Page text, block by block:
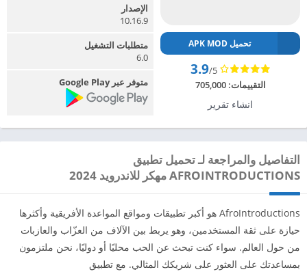
تحميل APK MOD
3.9/5
التقييمات:705,000
انشاء تقرير
الإصدار
10.16.9
متطلبات التشغيل
6.0
متوفر عبر Google Play
التفاصيل والمراجعة لـ تحميل تطبيق
AFROINTRODUCTIONS مهكر للاندرويد 2024
AfroIntroductions هو أكبر تطبيقات ومواقع المواعدة الأفريقية وأكثرها
حيازة على ثقة المستخدمين، وهو يربط بين الآلاف من العزّاب والعازبات
من حول العالم. سواء كنت تبحث عن الحب محليًا أو دوليًا، نحن ملتزمون
بمساعدتك على العثور على شريكك المثالي. مع تطبيق